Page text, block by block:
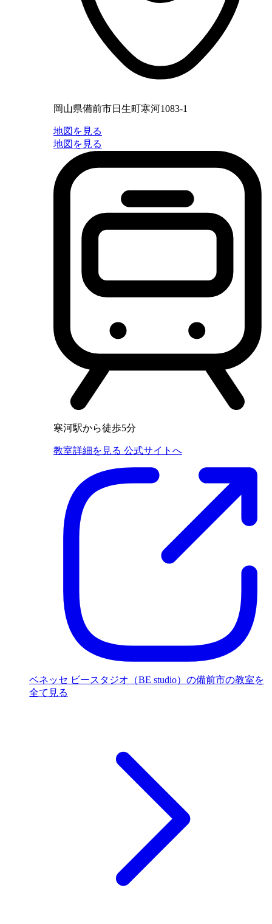
岡山県備前市日生町寒河1083-1
地図を見る
地図を見る
寒河駅から徒歩5分
教室詳細を見る 公式サイトへ
ベネッセ ビースタジオ（BE studio）の備前市の教室を
全て見る